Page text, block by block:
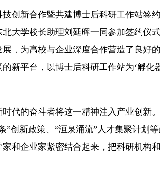
新合作暨共建博士后科研工作站签
大学校长助理刘延晖一同参加签约仪
，为高校与企业深度合作营造了良好
新平台，以博士后科研工作站为‘孵
的奋斗者将这一精神注入产业创新
创新政策、“洹泉涌流”人才集聚计划
和企业家紧密结合起来，把科研机构